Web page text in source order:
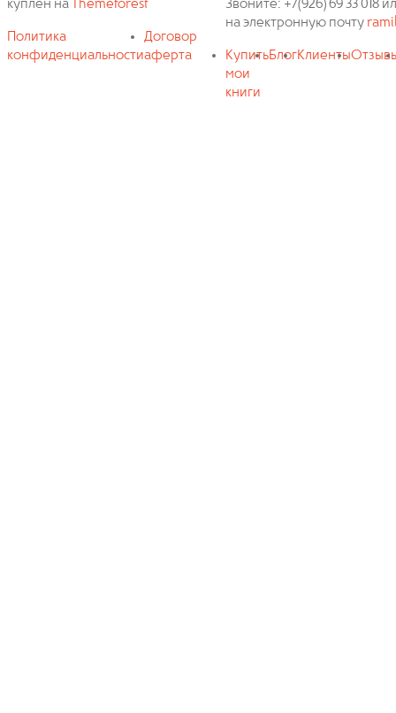
куплен наThemeforest
Политика
конфиденциальности
Договор
аферта
Звоните: +7(926) 69 33 018
на электронную почту
Купить
мои
книги
БлогКлиенты